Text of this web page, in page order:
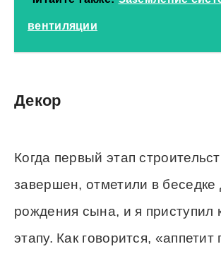
вентиляции
Декор
Когда первый этап
завершен, отметили в беседке
рождения сына, и я приступил
этапу. Как говорится, «аппетит